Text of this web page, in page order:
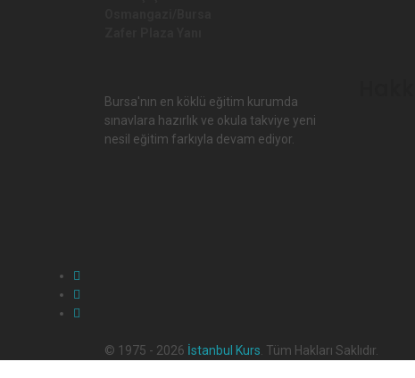
Bursa'nın en köklü eğitim kurumda
sınavlara hazırlık ve okula takviye yeni
nesil eğitim farkıyla devam ediyor.
© 1975 - 2026 İstanbul Kurs. Tüm Hakları Saklıdır.